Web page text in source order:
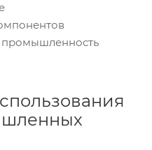
промышленность